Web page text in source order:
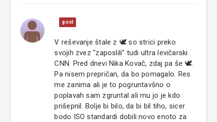
gost
V reševanje štale z 🕊 so strici preko
svojih zvez "zaposlili" tudi ultra levičarski
CNN. Pred dnevi Nika Kovač, zdaj pa še 🕊.
Pa nisem prepričan, da bo pomagalo. Res
me zanima ali je to pogruntavšno o
poplavah sam zgruntal ali mu jo je kdo
prišepnil. Bolje bi bilo, da bi bil tiho, sicer
bodo ISO standardi dobili novo enoto za